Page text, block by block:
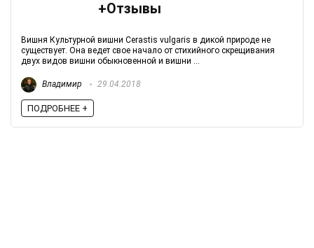
+Отзывы
Вишня Культурной вишни Cerastis vulgaris в дикой природе не
существует. Она ведет свое начало от стихийного скрещивания
двух видов вишни обыкновенной и вишни ...
Владимир 29.04.2018
ПОДРОБНЕЕ +